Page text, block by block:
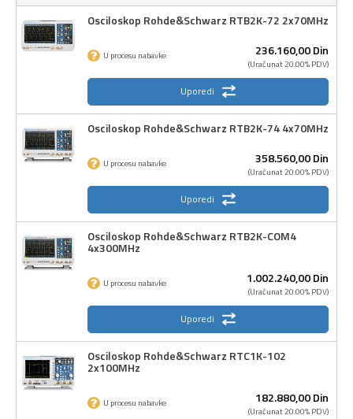
Osciloskop Rohde&Schwarz RTB2K-72 2x70MHz
236.160,00Din
(Uračunat 20.00% PDV)
U procesu nabavke
Uporedi
Osciloskop Rohde&Schwarz RTB2K-74 4x70MHz
358.560,00Din
(Uračunat 20.00% PDV)
U procesu nabavke
Uporedi
Osciloskop Rohde&Schwarz RTB2K-COM4
4x300MHz
1.002.240,00Din
(Uračunat 20.00% PDV)
U procesu nabavke
Uporedi
Osciloskop Rohde&Schwarz RTC1K-102
2x100MHz
182.880,00Din
(Uračunat 20.00% PDV)
U procesu nabavke